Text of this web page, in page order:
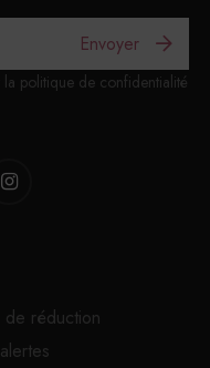
de réduction
Envoyer
la politique de confidentialité